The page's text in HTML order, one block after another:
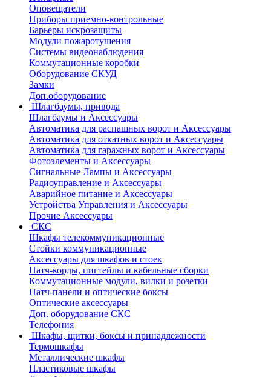
Оповещатели
Приборы приемно-контрольные
Барьеры искрозащиты
Модули пожаротушения
Системы видеонаблюдения
Коммутационные коробки
Оборудование СКУД
Замки
Доп.оборудование
Шлагбаумы, привода
Шлагбаумы и Аксессуары
Автоматика для распашных ворот и Аксессуары
Автоматика для откатных ворот и Аксессуары
Автоматика для гаражных ворот и Аксессуары
Фотоэлементы и Аксессуары
Сигнальные Лампы и Аксессуары
Радиоуправление и Аксессуары
Аварийное питание и Аксессуары
Устройства Управления и Аксессуары
Прочие Аксессуары
СКС
Шкафы телекоммуникационные
Стойки коммуникационные
Аксессуары для шкафов и стоек
Патч-корды, пигтейлы и кабельные сборки
Коммутационные модули, вилки и розетки
Патч-панели и оптические боксы
Оптические аксессуары
Доп. оборудование СКС
Телефония
Шкафы, щитки, боксы и принадлежности
Термошкафы
Металлические шкафы
Пластиковые шкафы